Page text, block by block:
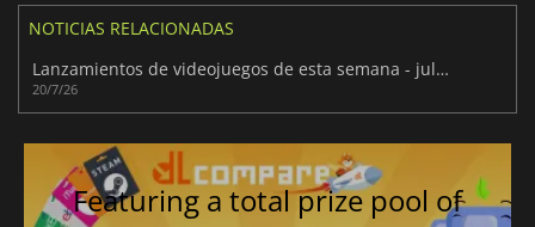
NOTICIAS RELACIONADAS
Lanzamientos de videojuegos de esta semana - julio 2026 (semana 30)
20/7/26
Featuring a total prize pool of